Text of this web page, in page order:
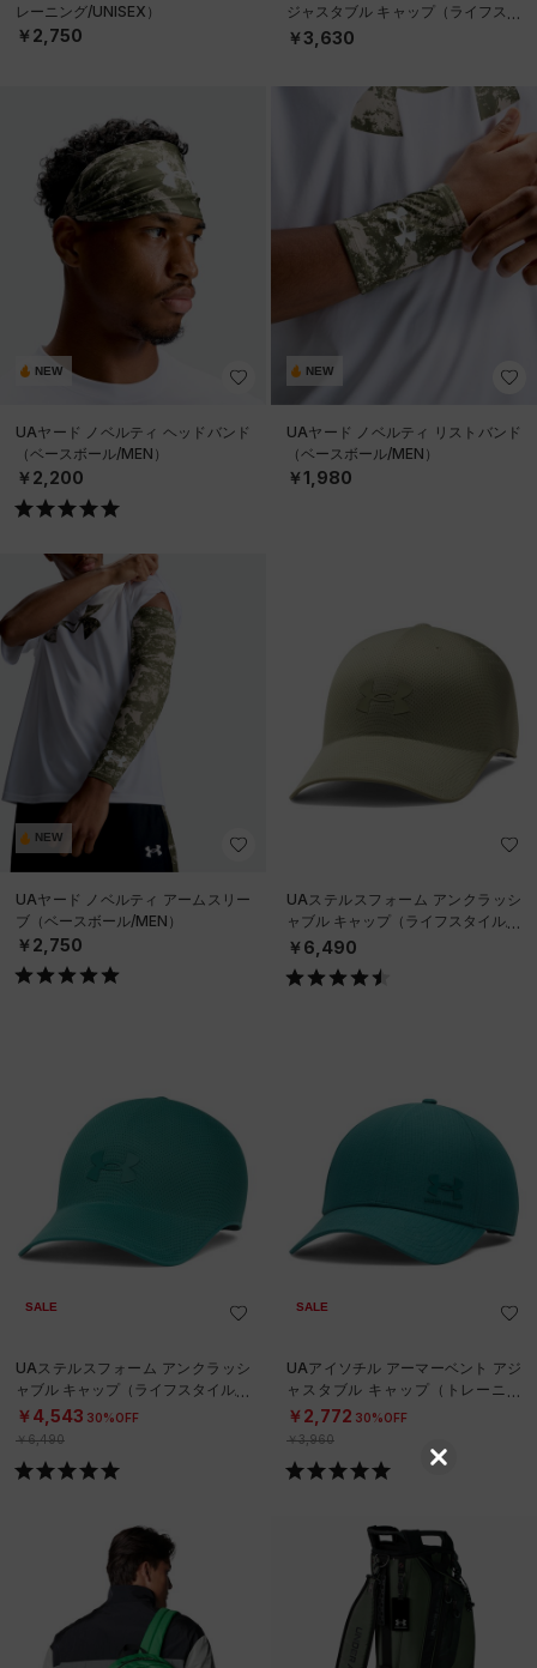
レーニング/UNISEX）
￥2,750
ジャスタブル キャップ（ライフスタ
イル/UNISEX）
￥3,630
NEW
UAヤード ノベルティ ヘッドバンド
（ベースボール/MEN）
￥2,200
NEW
UAヤード ノベルティ リストバンド
（ベースボール/MEN）
￥1,980
NEW
UAヤード ノベルティ アームスリー
ブ（ベースボール/MEN）
￥2,750
UAステルスフォーム アンクラッシ
ャブル キャップ（ライフスタイル/U
NISEX）
￥6,490
SALE
UAステルスフォーム アンクラッシ
ャブル キャップ（ライフスタイル/U
NISEX）
￥4,543 30%OFF
￥6,490
SALE
UAアイソチル アーマーベント アジ
ャスタブル キャップ（トレーニン
グ/MEN）
￥2,772 30%OFF
￥3,960